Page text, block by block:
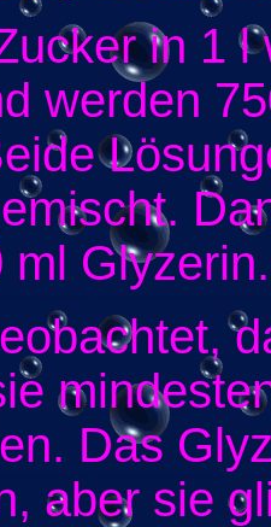
in 1
werden
ml Glyzerin.
Das
aber sie